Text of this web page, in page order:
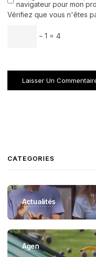
navigateur pour mon
Vérifiez que vous n'êtes
− 1 = 4
CATEGORIES
Actualités
Agen